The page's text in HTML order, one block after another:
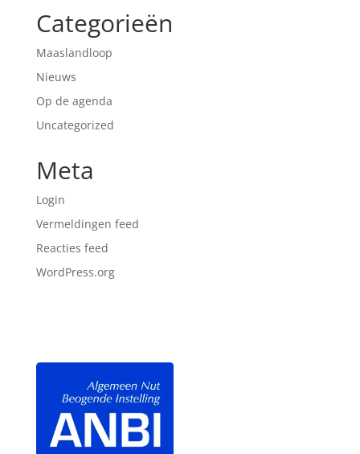
Categorieën
Maaslandloop
Nieuws
Op de agenda
Uncategorized
Meta
Login
Vermeldingen feed
Reacties feed
WordPress.org